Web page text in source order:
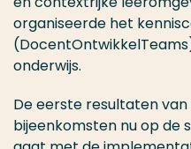
organiseerde het
onderwijs.
De eerste resultaten van
bijeenkomsten nu op de